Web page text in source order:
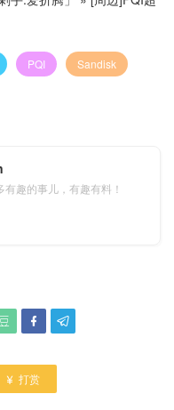
PQI Sandisk
趣的事儿，有趣有料！
  
 打赏